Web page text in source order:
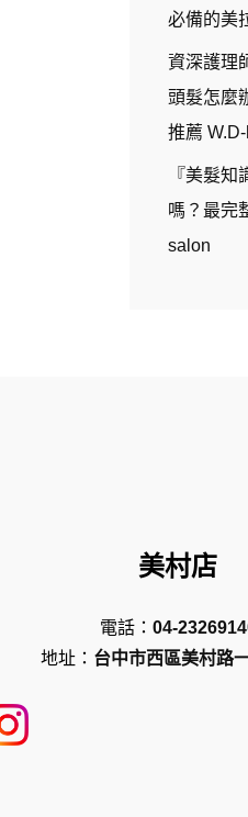
必備的美
資深護理
頭髮怎麼
推薦
『美髮
嗎？最完
salon
美村店
電話： 04-
地址： 台中市西區美村路